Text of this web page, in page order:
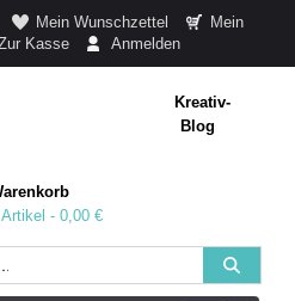
Mein Wunschzettel
Mein
Kasse Anmelden
Kreativ-
Blog
- 0,00 €